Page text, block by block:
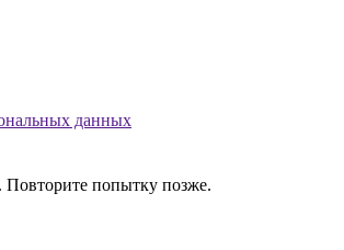
данных
попытку позже.